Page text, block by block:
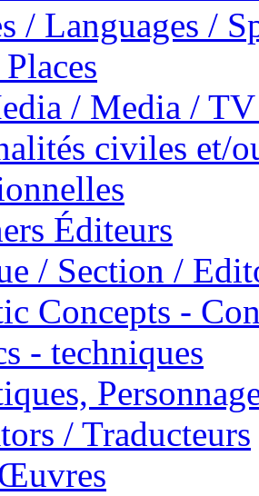
/ Languages /
/ Media /
civiles et/
Éditeurs
/ Section /
Concepts -
- techniques
/ Traducteurs